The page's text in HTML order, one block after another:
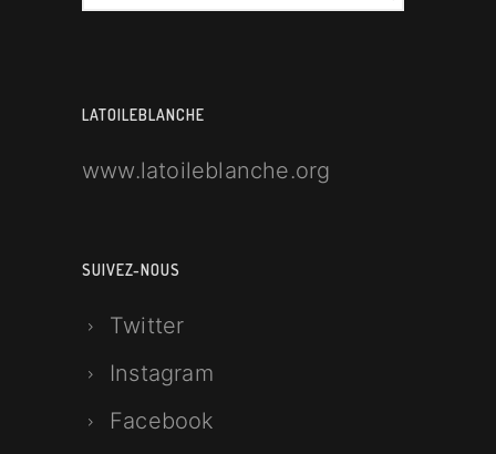
LATOILEBLANCHE
www.latoileblanche.org
SUIVEZ-NOUS
Twitter
Instagram
Facebook